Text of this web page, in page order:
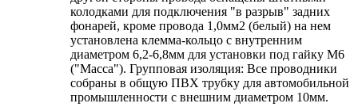
колодками для подключения "в разрыв" задних
фонарей, кроме провода 1,0мм2 (белый) на нем
установлена клемма-кольцо с внутренним
диаметром 6,2-6,8мм для установки под гайку М6
("Масса"). Групповая изоляция: Все проводники
собраны в общую ПВХ трубку для автомобильной
промышленности с внешним диаметром 10мм.